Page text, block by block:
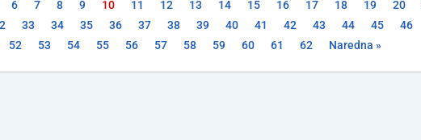
6 7 8 9 10 11 12 13 14 15 16 17 18 19 20
33 34 35 36 37 38 39 40 41 42 43 44 45 46
52
53 54 55 56 57 58 59 60 61 62 Naredna »